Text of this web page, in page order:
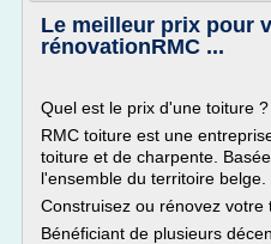
Le meilleur prix pour
rénovationRMC ...
Quel est le prix d'une toiture ?
RMC toiture est une
toiture et de charpente.
l'ensemble du territoire belge.
Construisez ou rénovez votre
Bénéficiant de plusieurs